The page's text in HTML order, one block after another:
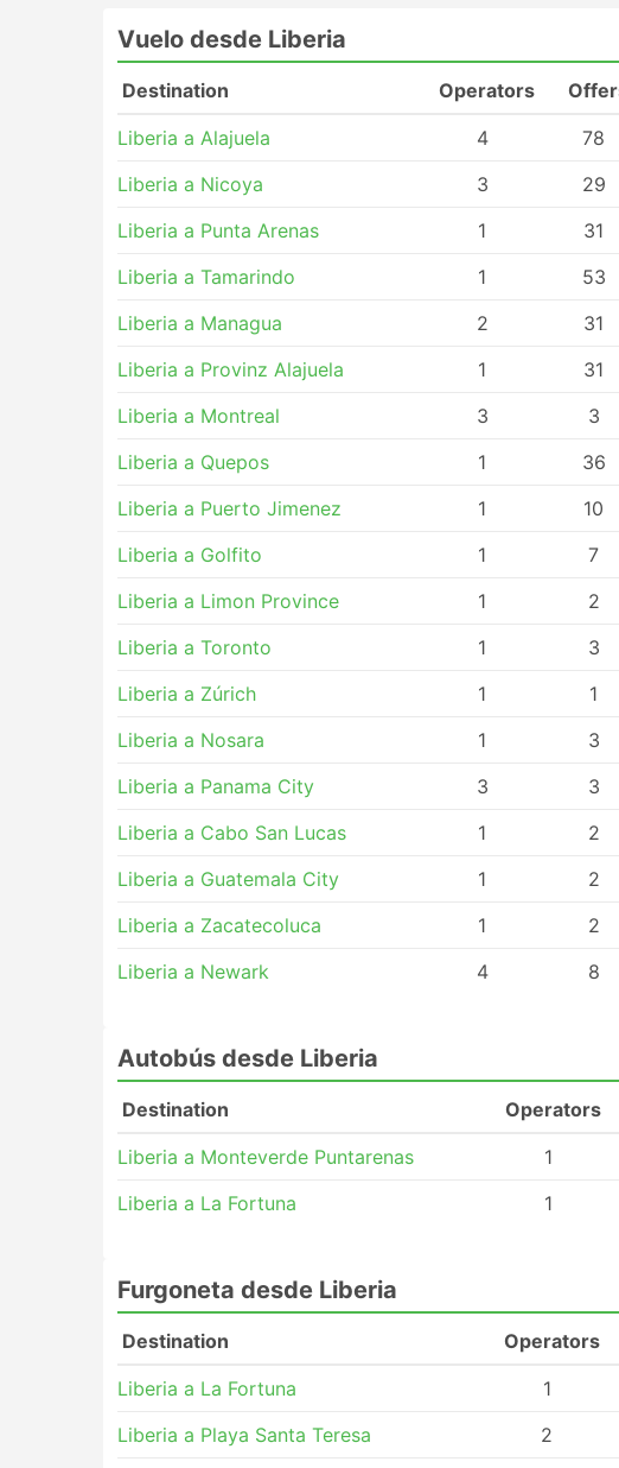
Vuelo desde Liberia
Destination Operators
Liberia a Alajuela
4 78
Liberia a Nicoya
3 29
Liberia a Punta Arenas
1 31
Liberia a Tamarindo
1 53
Liberia a Managua
2 31
Liberia a Provinz Alajuela
1 31
Liberia a Montreal
3 3
Liberia a Quepos
1 36
Liberia a Puerto Jimenez
1 10
Liberia a Golfito
1 7
Liberia a Limon Province
1 2
Liberia a Toronto
1 3
Liberia a Zúrich
1 1
Liberia a Nosara
1 3
Liberia a Panama City
3 3
Liberia a Cabo San Lucas
1 2
Liberia a Guatemala City
1 2
Liberia a Zacatecoluca
1 2
Liberia a Newark
4 8
Autobús desde Liberia
Destination Operators
Liberia a Monteverde Puntarenas
1
Liberia a La Fortuna
1
Furgoneta desde Liberia
Destination Operators
Liberia a La Fortuna
1
Liberia a Playa Santa Teresa
2